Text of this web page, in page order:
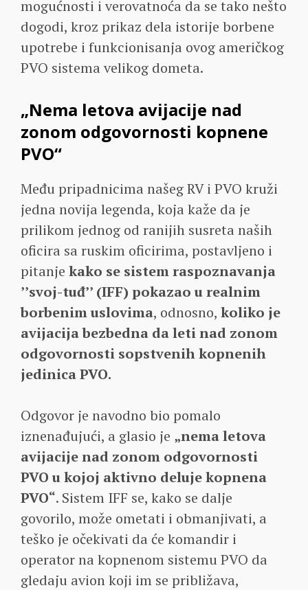
mogućnosti i verovatnoća da se tako nešto
dogodi, kroz prikaz dela istorije borbene
upotrebe i funkcionisanja ovog američkog
PVO sistema velikog dometa.
„Nema letova avijacije nad
zonom odgovornosti kopnene
PVO“
Među pripadnicima našeg RV i PVO kruži
jedna novija legenda, koja kaže da je
prilikom jednog od ranijih susreta naših
oficira sa ruskim oficirima, postavljeno i
pitanje kako se sistem raspoznavanja
’’svoj-tuđ’’ (IFF) pokazao u realnim
borbenim uslovima, odnosno, koliko je
avijacija bezbedna da leti nad zonom
odgovornosti sopstvenih kopnenih
jedinica PVO.
Odgovor je navodno bio pomalo
iznenađujući, a glasio je „nema letova
avijacije nad zonom odgovornosti
PVO u kojoj aktivno deluje kopnena
PVO“. Sistem IFF se, kako se dalje
govorilo, može ometati i obmanjivati, a
teško je očekivati da će komandir i
operator na kopnenom sistemu PVO da
gledaju avion koji im se približava,